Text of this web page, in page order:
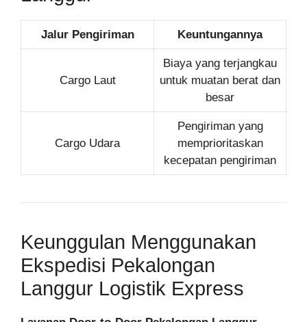
Jalur Pengiriman Keuntungannya
Cargo Laut
Biaya yang terjangkau
untuk muatan berat dan
besar
Cargo Udara
Pengiriman yang
memprioritaskan
kecepatan pengiriman
Keunggulan Menggunakan
Ekspedisi Pekalongan
Langgur Logistik Express